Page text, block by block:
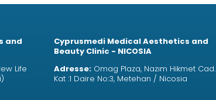
and
Life
Cyprusmedi Medical Aesthetics and
Beauty Clinic - NICOSIA
Adresse:Omag Plaza, Nazım Hikmet Cad.
Kat :1 Daire No:3, Metehan / Nicosia